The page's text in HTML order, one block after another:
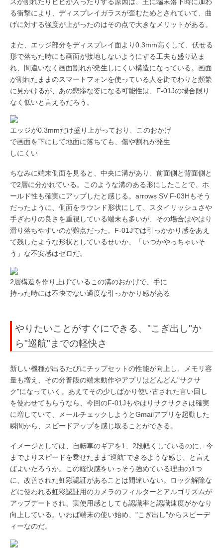
スが割れたりヒビが入ったりする原因は、主に端末落下時に加わ
る衝撃により、ディスプレイガラスが歪むためとされていて、曲
げに対する強度が上がったのはその点で大きなメリットがある。
また、エッジ部分をディスプレイ面より0.3mm高くして、伏せる
形で落ちた時にも画面が接地しないようにする工夫も盛り込ま
れ、間違いなく画面割れが発生しにくい構造になっている。画面
が割れたままのスマートフォンを使っている人を街でわりと頻繁
に見かけるが、あの悲惨な姿になる可能性は、F-01Jの場合限り
なく低いと言えるだろう。
エッジが0.3mmだけ盛り上がっており、このおかげ
で画面を下にして地面に落ちても、傷や割れが発生
しにくい
ちなみに端末側面を見ると、中央に溝があり、前面側と背面側と
で2層に分かれている。このような溝のある形にしたことで、ホ
ールド性も確実にアップしたと感じる。arrows SV F-03Hもそう
だったように、側面をラウンド形状にして、スタイリッシュさや
手ざわりの良さを重視している端末も多いが、その場合はやはり
滑り落ちやすいのが難点だった。F-01Jでは引っかかり感をあえ
て残したような形状としているせいか、「いつかやっちゃいそ
う」な不安感はゼロだ。
2層構造を作り上げているこの溝のおかげで、手に
持った時には不快でない適度な引っかかり感がある
やりたいことがすぐにできる、"こぎ出し"か
ら"巡航"までの軽快さ
新しい機種が出るたびにチップセットの性能が向上し、メモリ容
量も増え、その分普段の端末動作やアプリはどんどん"サクサ
ク"になっていく。あえてその少しばかり使い古された言い回し
を使わせてもらうなら、今回のF-01Jもやはりサクサクさは確実
に増していて、メールチェックしようとGmailアプリを起動した
瞬間から、スピードアップを感じ取ることができる。
イメージとしては、自転車のギアを1、2段軽くしているのに、今
までよりスピードを乗せたまま"巡航"できるような感じ、と言え
ばよいだろうか。この軽快感をいっそう強めている理由の1つ
に、改善された虹彩認証があることは間違いない。ロック解除な
どに使われる虹彩認証用のカメラのフィルターとアルゴリズムが
アップデートされ、実使用感としても認識率と認識速度がかなり
向上している。いわば端末の使い始め、"こぎ出し"からスピーデ
ィーなのだ。